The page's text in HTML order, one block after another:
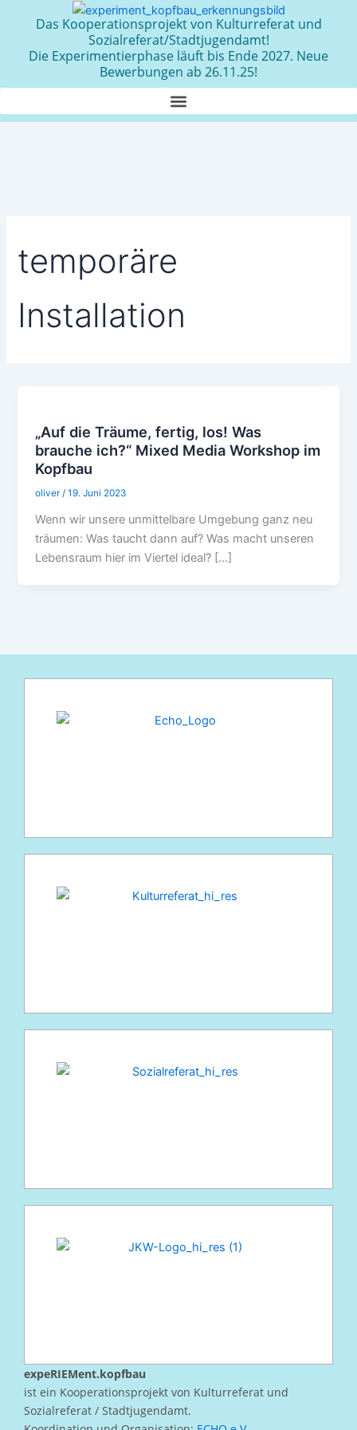
Das Kooperationsprojekt von Kulturreferat und
Sozialreferat/Stadtjugendamt!
Die Experimentierphase läuft bis Ende 2027. Neue
Bewerbungen ab 26.11.25!
temporäre
Installation
„Auf die Träume, fertig, los! Was
brauche ich?“ Mixed Media Workshop im
Kopfbau
oliver/19. Juni 2023
Wenn wir unsere unmittelbare Umgebung ganz neu
träumen: Was taucht dann auf? Was macht unseren
Lebensraum hier im Viertel ideal? […]
expeRIEMent.kopfbau
ist ein Kooperationsprojekt von Kulturreferat und
Sozialreferat / Stadtjugendamt.